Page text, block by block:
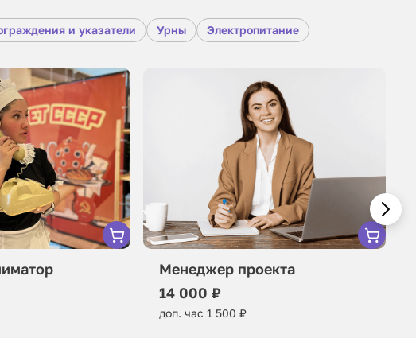
и указатели Урны Электропитание
Менеджер проекта
14 000 ₽
доп. час 1 500 ₽